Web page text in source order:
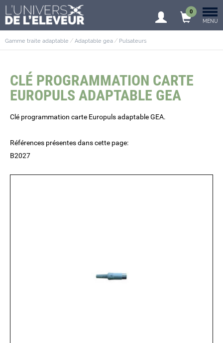
0
MENU
Gamme traite adaptable Adaptable gea Pulsateurs
CLÉ PROGRAMMATION CARTE
EUROPULS ADAPTABLE GEA
Clé programmation carte Europuls adaptable GEA.
Références présentes dans cette page:
B2027